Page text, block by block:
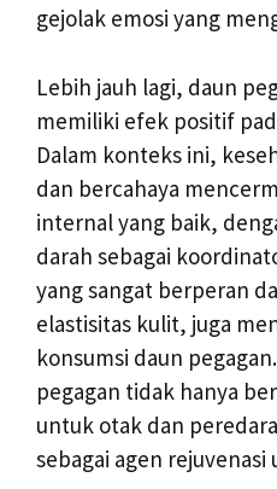
gejolak emosi yang
Lebih jauh lagi, daun
memiliki efek positif
Dalam konteks ini,
dan bercahaya
internal yang baik,
darah sebagai
yang sangat berperan
elastisitas kulit, juga
konsumsi daun
pegagan tidak hanya
untuk otak dan
sebagai agen